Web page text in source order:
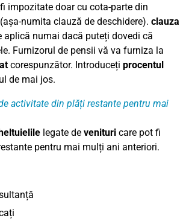
impozitate doar cu cota-parte din
numita clauză de deschidere). clauza
aplică numai dacă puteți dovedi că
Furnizorul de pensii vă va furniza la
corespunzător. Introduceți procentul
de mai jos.
activitate din plăți restante pentru mai
legate de venituri care pot fi
pentru mai mulți ani anteriori.